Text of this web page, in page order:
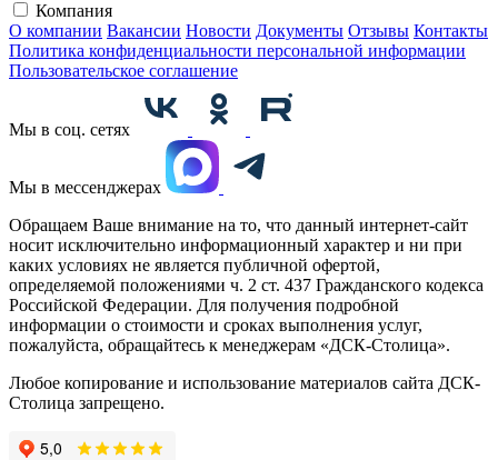
Компания
О компании Вакансии Новости Документы Отзывы Контакты
Политика конфиденциальности персональной информации
Пользовательское соглашение
Мы в соц. сетях
Мы в мессенджерах
Обращаем Ваше внимание на то, что данный интернет-сайт
носит исключительно информационный характер и ни при
каких условиях не является публичной офертой,
определяемой положениями ч. 2 ст. 437 Гражданского кодекса
Российской Федерации. Для получения подробной
информации о стоимости и сроках выполнения услуг,
пожалуйста, обращайтесь к менеджерам «ДСК-Столица».
Любое копирование и использование материалов сайта ДСК-
Столица запрещено.